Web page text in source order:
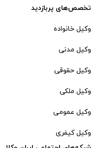
تخصص‌های پربازدید
وکیل خانواده
وکیل مدنی
وکیل حقوقی
وکیل ملکی
وکیل عمومی
وکیل کیفری